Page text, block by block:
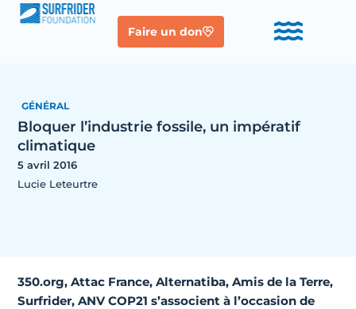
Faire un don
GÉNÉRAL
Bloquer l’industrie fossile, un impératif
climatique
5 avril 2016
Lucie Leteurtre
350.org, Attac France, Alternatiba, Amis de la Terre,
Surfrider, ANV COP21 s’associent à l’occasion de